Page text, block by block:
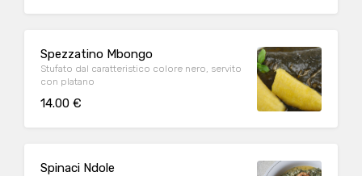
Spezzatino Mbongo
Stufato dal caratteristico colore nero, servito
con platano
14.00 €
Spinaci Ndole